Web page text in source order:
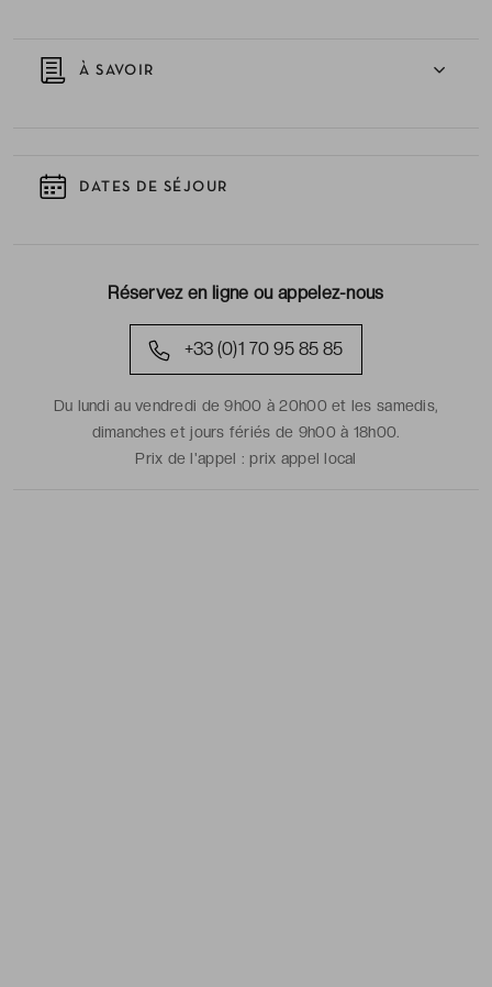
À SAVOIR
DATES DE SÉJOUR
Réservez en ligne ou appelez-nous
+33 (0)1 70 95 85 85
Du lundi au vendredi de 9h00 à 20h00 et les samedis,
dimanches et jours fériés de 9h00 à 18h00.
Prix de l'appel :prix appel local